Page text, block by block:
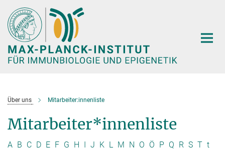
Hauptinhalt
Über uns Mitarbeiter:innenliste
Mitarbeiter*innenliste
A B C D E F G H I J K L M N O Ö P Q R S T t